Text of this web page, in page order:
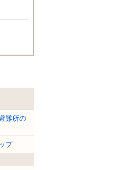
難所の
プ